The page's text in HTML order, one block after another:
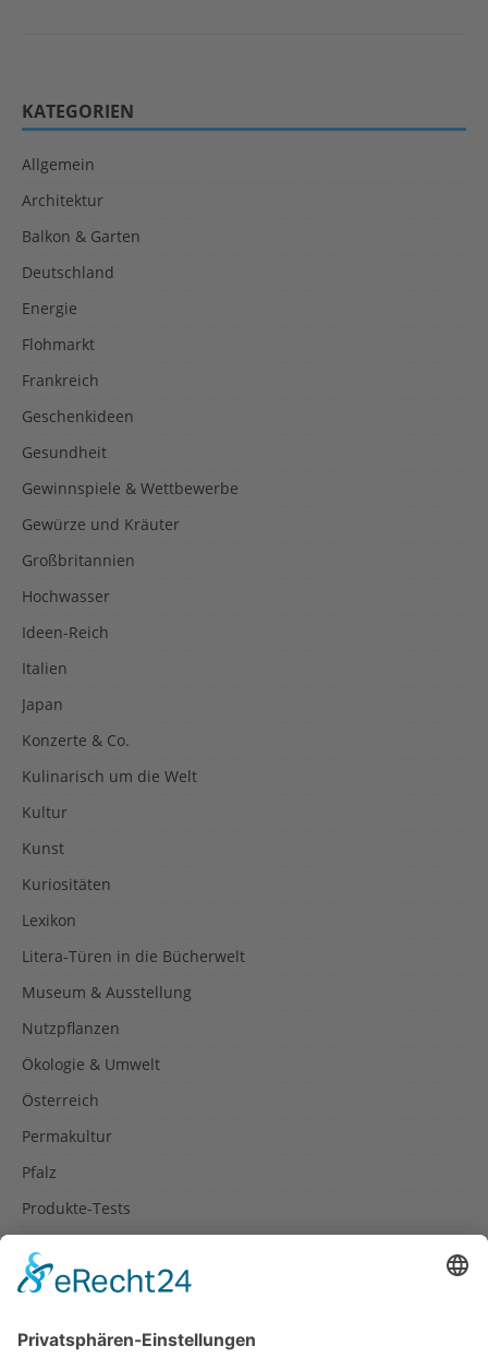
KATEGORIEN
Allgemein
Architektur
Balkon & Garten
Deutschland
Energie
Flohmarkt
Frankreich
Geschenkideen
Gesundheit
Gewinnspiele & Wettbewerbe
Gewürze und Kräuter
Großbritannien
Hochwasser
Ideen-Reich
Italien
Japan
Konzerte & Co.
Kulinarisch um die Welt
Kultur
Kunst
Kuriositäten
Lexikon
Litera-Türen in die Bücherwelt
Museum & Ausstellung
Nutzpflanzen
Ökologie & Umwelt
Österreich
Permakultur
Pfalz
Produkte-Tests
Rezepte
Spanien